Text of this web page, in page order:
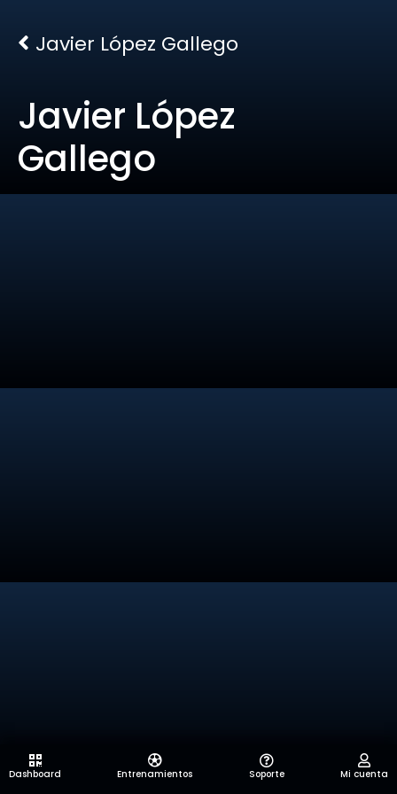
Javier López Gallego
Javier López
Gallego
Dashboard Entrenamientos Soporte Mi cuenta